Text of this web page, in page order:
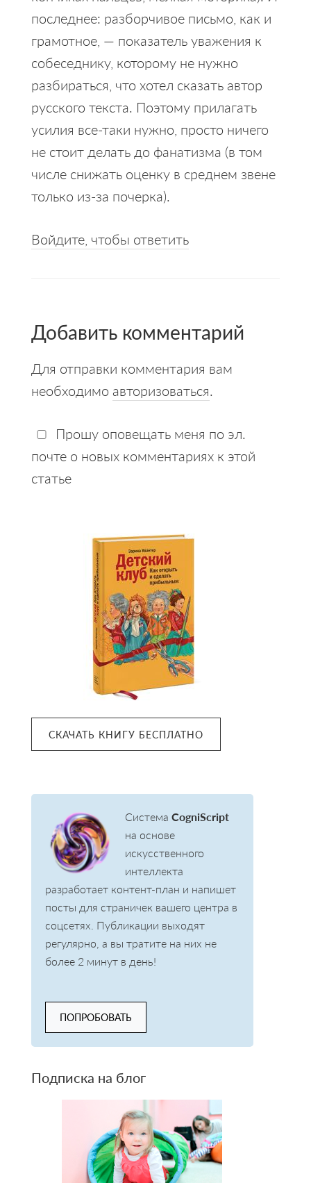
последнее: разборчивое письмо, как и
грамотное, — показатель уважения к
собеседнику, которому не нужно
разбираться, что хотел сказать автор
русского текста. Поэтому прилагать
усилия все-таки нужно, просто ничего
не стоит делать до фанатизма (в том
числе снижать оценку в среднем звене
только из-за почерка).
Войдите, чтобы ответить
Добавить комментарий
Для отправки комментария вам
необходимо авторизоваться.
Прошу оповещать меня по эл.
почте о новых комментариях к этой
статье
Primary
Sidebar
СКАЧАТЬ КНИГУ БЕСПЛАТНО
Система CogniScript
на основе
искусственного
интеллекта
разработает контент-план и напишет
посты для страничек вашего центра в
соцсетях. Публикации выходят
регулярно, а вы тратите на них не
более 2 минут в день!
ПОПРОБОВАТЬ
Подписка на блог